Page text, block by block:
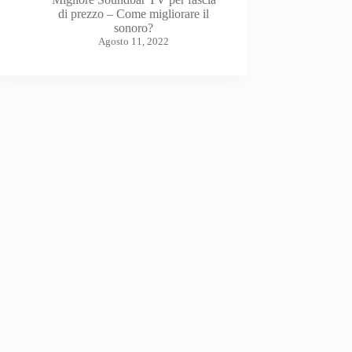
di prezzo – Come migliorare il
sonoro?
Agosto 11, 2022